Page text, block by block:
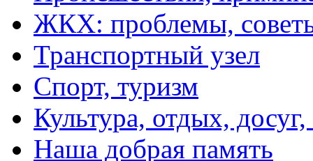
ЖКХ: проблемы,
Транспортный узел
Спорт, туризм
Культура, отдых,
Наша добрая память